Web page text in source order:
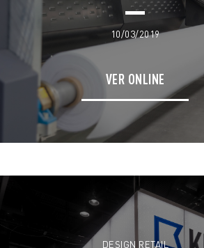
10/03/2019
VER ONLINE
DESIGN RETAIL